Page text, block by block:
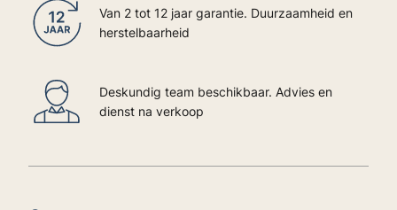
Van 2 tot 12 jaar garantie. Duurzaamheid en
herstelbaarheid
Deskundig team beschikbaar. Advies en
dienst na verkoop